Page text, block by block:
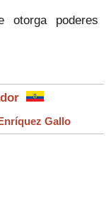
otorga poderes
Gallo